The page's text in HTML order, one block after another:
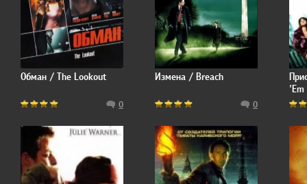
Обман / The Lookout
0
Измена / Breach
0
'Em